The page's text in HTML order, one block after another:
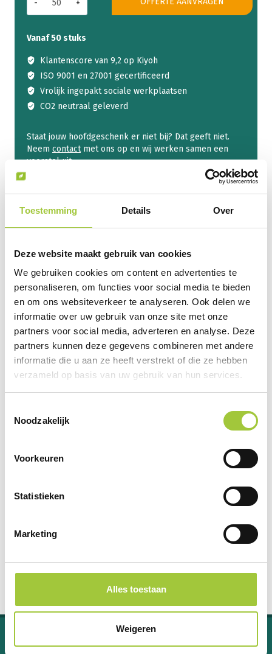
Toestemming Details Over
Deze website maakt gebruik van cookies
We gebruiken cookies om content en advertenties te
personaliseren, om functies voor social media te bieden
en om ons websiteverkeer te analyseren. Ook delen we
informatie over uw gebruik van onze site met onze
partners voor social media, adverteren en analyse. Deze
partners kunnen deze gegevens combineren met andere
informatie die u aan ze heeft verstrekt of die ze hebben
verzameld op basis van uw gebruik van hun services.
Noodzakelijk
Voorkeuren
Statistieken
Marketing
Alles toestaan
Weigeren
Ritual
Mehr
M
Vanaf 50 stuks
Klantenscore van 9,2 op Kiyoh
ISO 9001 en 27001 gecertificeerd
Vrolijk ingepakt sociale werkplaatsen
CO2 neutraal geleverd
Staat jouw hoofdgeschenk er niet bij? Dat geeft niet.
Neem contactmet ons op en wij werken samen een
voorstel uit.
Beschrijving
Inhoud
Waarom MTG?
Beschrijving
Deze prachtige gift set is hét perfecte
cadeau voor een vriend of familielid, of
gewoon om jezelf mee te verrassen! De
Ritual of Mehr collectie is gecreëerd om
body, mind en soul nieuwe energie te geven.
De energieke geur van deze home en body
collectie bestaat uit een combinatie van
humeur een boost geeft en je hart vult met
geluk. Bevat een shower foam, bodycrème,
herbruikbare, luxe gift box een tweede leven
bewaren.
Over More Than Gifts